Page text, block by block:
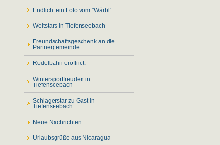
Endlich: ein Foto vom "Wärbl"
Weltstars in Tiefenseebach
Freundschaftsgeschenk an die
Partnergemeinde
Rodelbahn eröffnet.
Wintersportfreuden in
Tiefenseebach
Schlagerstar zu Gast in
Tiefenseebach
Neue Nachrichten
Urlaubsgrüße aus Nicaragua